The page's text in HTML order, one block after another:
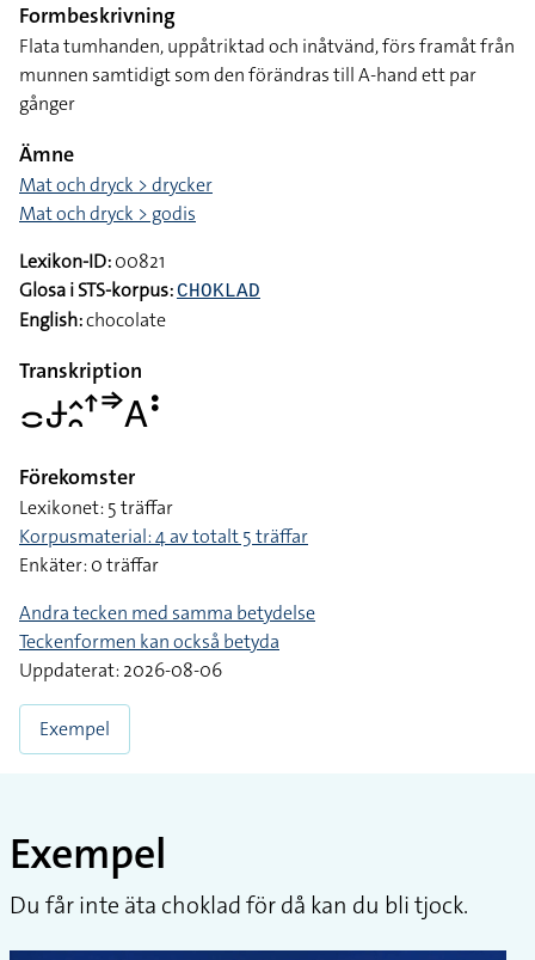
Formbeskrivning
Flata tumhanden, uppåtriktad och inåtvänd, förs framåt från
munnen samtidigt som den förändras till A-hand ett par
gånger
Ämne
Mat och dryck > drycker
Mat och dryck > godis
Lexikon-ID:00821
Glosa i STS-korpus:CHOKLAD
English:chocolate
Transkription
􌤌􌥂􌤵􌥘􌦃􌦆􌤤􌥻
Förekomster
Lexikonet: 5 träffar
Korpusmaterial: 4 av totalt 5 träffar
Enkäter: 0 träffar
Andra tecken med samma betydelse
Teckenformen kan också betyda
Uppdaterat: 2026-08-06
Exempel
Exempel
Du får inte äta choklad för då kan du bli tjock.